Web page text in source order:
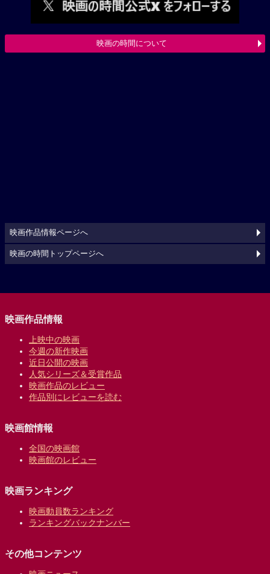
映画の時間について
映画作品情報ページへ
映画の時間トップページへ
映画作品情報
上映中の映画
今週の新作映画
近日公開の映画
人気シリーズ＆受賞作品
映画作品のレビュー
作品別にレビューを読む
映画館情報
全国の映画館
映画館のレビュー
映画ランキング
映画動員数ランキング
ランキングバックナンバー
その他コンテンツ